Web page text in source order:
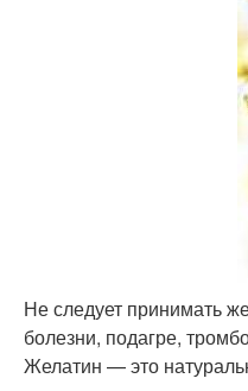
Не следует принимать
болезни, подагре,
Желатин — это